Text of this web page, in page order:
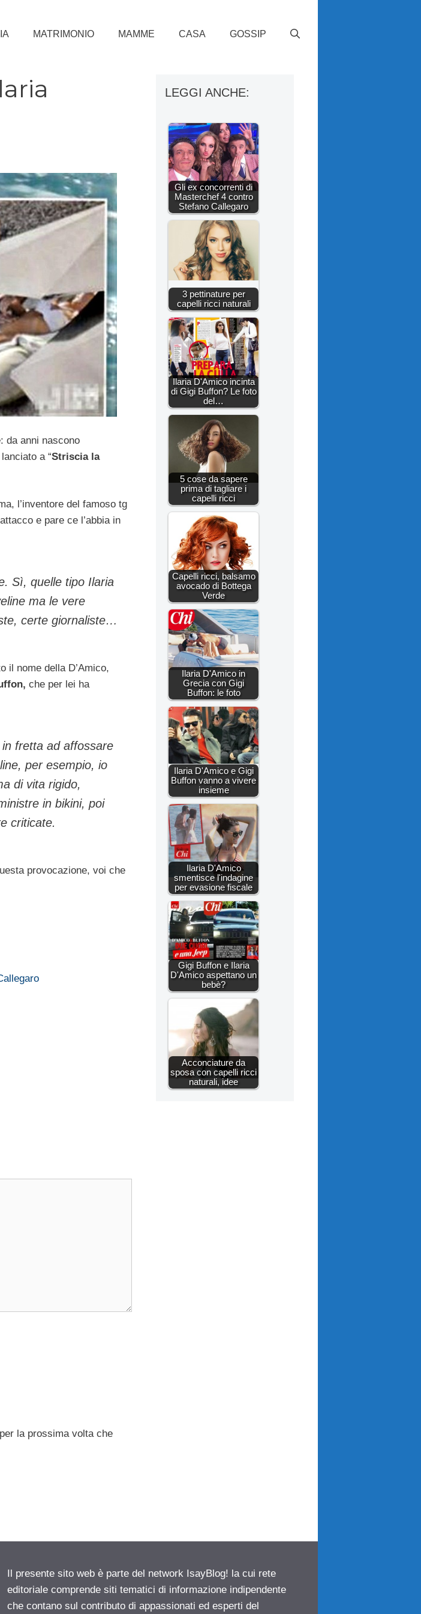
MATRIMONIO MAMME CASA GOSSIP
da anni nascono
a “Striscia la
l’inventore del famoso tg
e pare ce l’abbia in
Sì, quelle tipo Ilaria
ma le vere
certe giornaliste…
il nome della D’Amico,
che per lei ha
fretta ad affossare
per esempio, io
di vita rigido,
in bikini, poi
criticate.
provocazione, voi che
la prossima volta che
LEGGI ANCHE:
Gli ex concorrenti di
Masterchef 4 contro
Stefano Callegaro
3 pettinature per
capelli ricci naturali
Ilaria D'Amico incinta
di Gigi Buffon? Le foto
del…
5 cose da sapere
prima di tagliare i
capelli ricci
Capelli ricci, balsamo
avocado di Bottega
Verde
Ilaria D'Amico in
Grecia con Gigi
Buffon: le foto
Ilaria D'Amico e Gigi
Buffon vanno a vivere
insieme
Ilaria D'Amico
smentisce l'indagine
per evasione fiscale
Gigi Buffon e Ilaria
D'Amico aspettano un
bebè?
Acconciature da
sposa con capelli ricci
naturali, idee
Il presente sito web è parte del network IsayBlog! la cui rete
editoriale comprende siti tematici di informazione indipendente
che contano sul contributo di appassionati ed esperti del